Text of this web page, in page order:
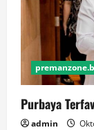
Purbaya
admin